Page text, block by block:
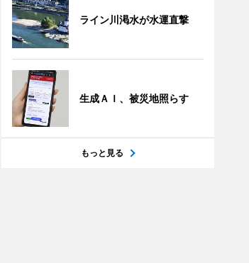
ライン川渇水が水運直撃
生成ＡＩ、被災地照らす
もっと見る